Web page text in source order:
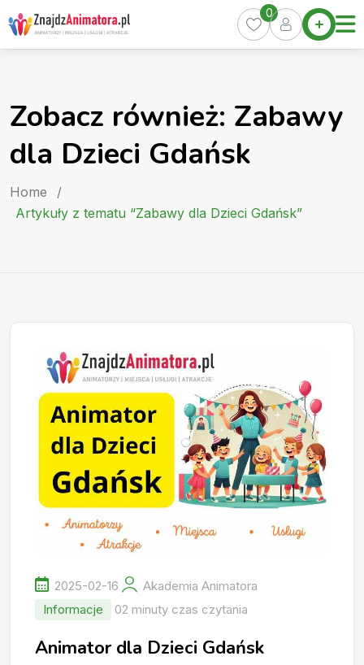
Skip
to
content
Home
Oferty
Pakiety
Kurs
Artykuły
0
Zobacz również: Zabawy
dla Dzieci Gdańsk
Home
/
Artykuły z tematu “Zabawy dla Dzieci Gdańsk”
2025-02-16
Akademia Animatora
Informacje
02 minuty czas czytania
Animator dla Dzieci Gdańsk